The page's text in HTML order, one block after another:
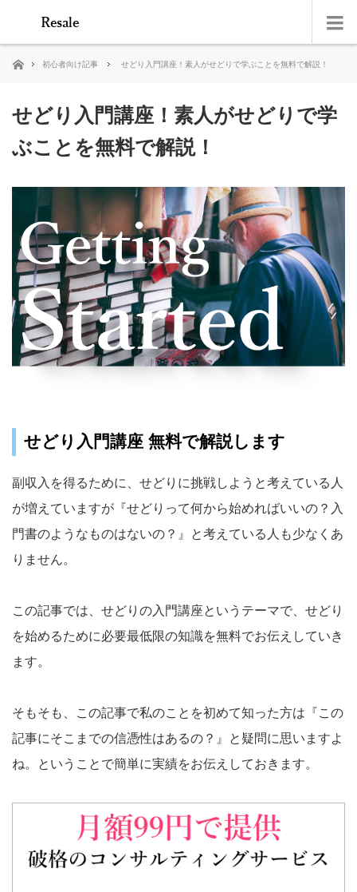
ホーム初心者向け記事 せどり入門講座！素人がせどりで学ぶことを無料で解説！
せどり入門講座！素人がせどりで学
ぶことを無料で解説！
せどり入門講座 無料で解説します
副収入を得るために、せどりに挑戦しようと考えている人
が増えていますが『せどりって何から始めればいいの？入
門書のようなものはないの？』と考えている人も少なくあ
りません。
この記事では、せどりの入門講座というテーマで、せどり
を始めるために必要最低限の知識を無料でお伝えしていき
ます。
そもそも、この記事で私のことを初めて知った方は『この
記事にそこまでの信憑性はあるの？』と疑問に思いますよ
ね。ということで簡単に実績をお伝えしておきます。